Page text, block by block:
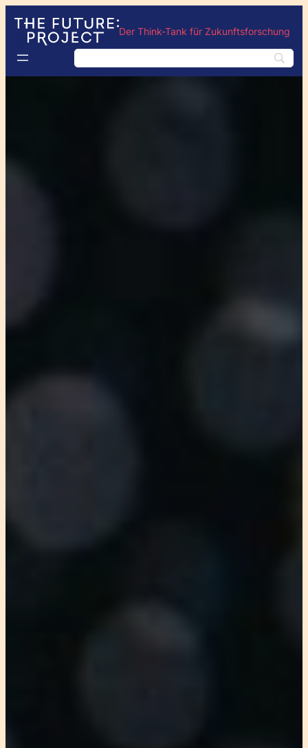
Der Think-Tank für Zukunftsforschung